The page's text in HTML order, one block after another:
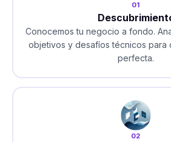
01
Conocemos tu negocio a fondo.
objetivos y desafíos técnicos para
perfecta.
02